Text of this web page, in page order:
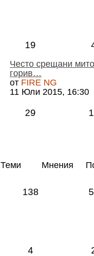
19
Често срещани
горив…
от FIRE NG
11 Юли 2015, 16:30
29
Теми Мнения
138
4